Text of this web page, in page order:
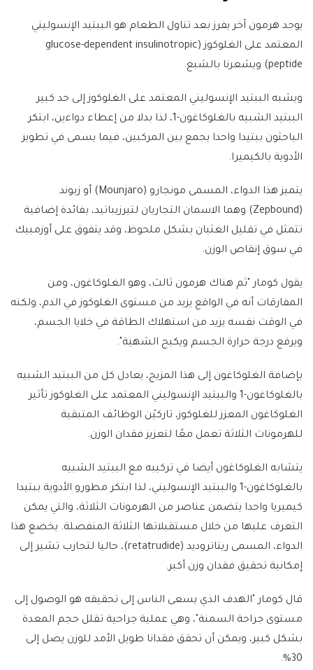
يوجد هرمون آخر يفرز بعد تناول الطعام هو الببتيد الإنسوليني
المعتمد على الغلوكوز (glucose-dependent insulinotropic
peptide) ويشعرنا بالشبع.
ويشبه الببتيد الإنسوليني المعتمد على الغلوكوز إلى حد كبير
الببتيد الشبيه بالغلوكاغون-1، لذا بدلا من إعطاء دواءين، ابتكر
الباحثون ببتيدا واحدا يجمع بين المركبين، فيما يسمى في تطوير
الأدوية بالكيميرا.
يتميز هذا الدواء، المسمى مونجارو (Mounjaro) أو زبوند
(Zepbound) وهما الاسمان التجاريان لتيرزيباتيد، بفائدة إضافية
تتمثل في تقليل الغثيان بشكل ملحوظ، وقد يتفوق على أوزمبيك
في سوق إنقاص الوزن.
يقول كومار "ثم هناك هرمون ثالث، وهو الغلوكاغون، ومن
المفارقات أنه في الواقع يزيد من مستوى الغلوكوز في الدم، ولكنه
في الوقت نفسه يزيد من استهلاك الطاقة في خلايا الجسم،
ويرفع درجة حرارة الجسم ويكبح الشهية".
بإضافة الغلوكاغون إلى هذا المزيج، يعادل كل من الببتيد الشبيه
بالغلوكاغون-1 والببتيد الإنسوليني المعتمد على الغلوكوز تأثير
الغلوكاغون المعزز للغلوكوز، تاركيْن الوظائف المتبقية
للهرمونات الثلاثة تعمل معًا لتعزيز فقدان الوزن.
يتشابه الغلوكاغون أيضا في تركيبه مع الببتيد الشبيه
بالغلوكاغون-1 والببتيد الإنسوليني، لذا ابتكر مطورو الأدوية ببتيدا
كيميريا واحدا يتضمن عناصر من الهرمونات الثلاثة، والتي يمكن
التعرف عليها من خلال مستقبلاتها الثلاثة المنفصلة. يخضع هذا
الدواء، المسمى ريتاتروديد (retatrudide)، حاليا لتجارب تشير إلى
إمكانية تحقيق فقدان وزن أكبر.
قال كومار "الهدف الذي يسعى الناس إلى تحقيقه هو الوصول إلى
مستوى جراحة السمنة"، وهي عملية جراحية تقلل حجم المعدة
بشكل كبير، ويمكن أن تحقق فقدانا طويل الأمد للوزن يصل إلى
30%.